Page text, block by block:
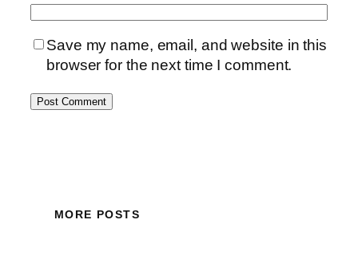
Save my name, email, and website in this
browser for the next time I comment.
MORE POSTS